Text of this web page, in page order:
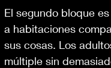
El segundo bloque
a habitaciones
sus cosas. Los
múltiple sin